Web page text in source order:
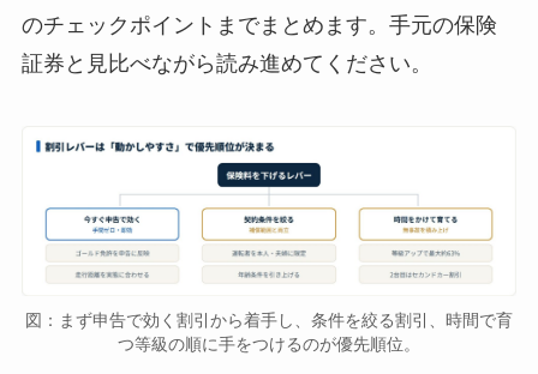
のチェックポイントまでまとめます。手元の保険
証券と見比べながら読み進めてください。
図：まず申告で効く割引から着手し、条件を絞る割引、時間で育
つ等級の順に手をつけるのが優先順位。